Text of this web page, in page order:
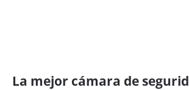
La mejor cámara de